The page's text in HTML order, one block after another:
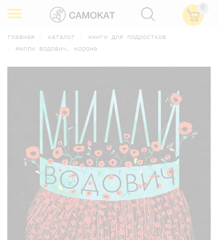
0
главная каталог
книги для подростков
милли водович. корона